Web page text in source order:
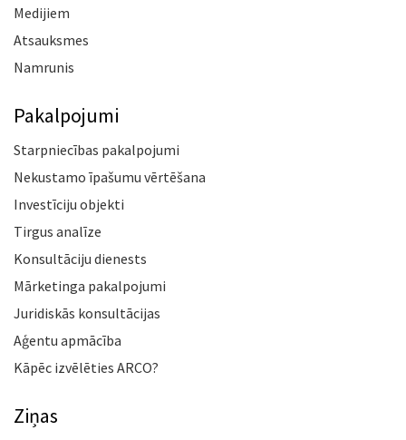
Medijiem
Atsauksmes
Namrunis
Pakalpojumi
Starpniecības pakalpojumi
Nekustamo īpašumu vērtēšana
Investīciju objekti
Tirgus analīze
Konsultāciju dienests
Mārketinga pakalpojumi
Juridiskās konsultācijas
Aģentu apmācība
Kāpēc izvēlēties ARCO?
Ziņas